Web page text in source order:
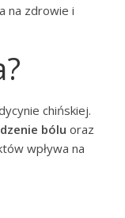
na zdrowie i
chińskiej.
bólu oraz
wpływa na